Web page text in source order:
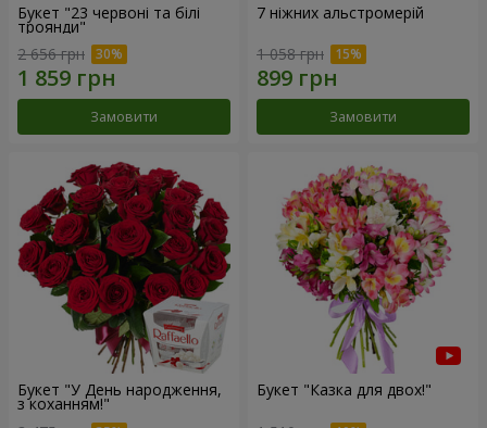
Букет "23 червоні та білі
троянди"
2 656 грн
Замовити
7 ніжних альстромерій
1 058 грн
Замовити
Букет "У День народження,
з коханням!"
Букет "Казка для двох!"